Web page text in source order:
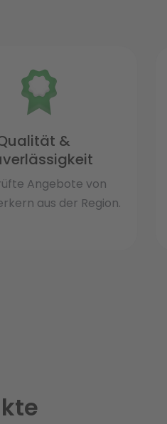
&
Angebote von
aus der Region.